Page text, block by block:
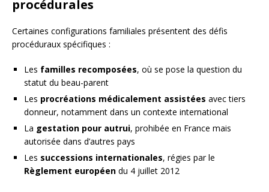
procédurales
Certaines configurations familiales présentent des défis
procéduraux spécifiques :
Les familles recomposées, où se pose la question du
statut du beau-parent
Les procréations médicalement assistées avec tiers
donneur, notamment dans un contexte international
La gestation pour autrui, prohibée en France mais
autorisée dans d’autres pays
Les successions internationales, régies par le
Règlement européen du 4 juillet 2012